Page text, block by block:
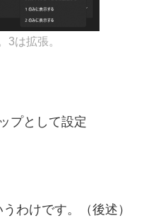
3は拡張。
プとして設定
わけです。（後述）